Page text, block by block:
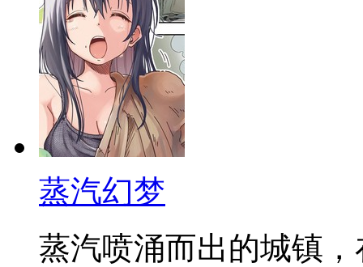
蒸汽幻梦
蒸汽喷涌而出的城镇，